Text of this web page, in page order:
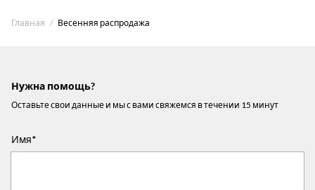
Главная Весенняя распродажа
Нужна помощь?
Оставьте свои данные и мы с вами свяжемся в течении 15 минут
Имя*